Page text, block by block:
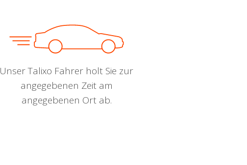
Unser Talixo Fahrer holt Sie zur
angegebenen Zeit am
angegebenen Ort ab.